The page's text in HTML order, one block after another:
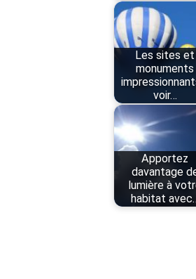
Les sites et
monuments
voir…
Apportez
davantage
lumière à
habitat